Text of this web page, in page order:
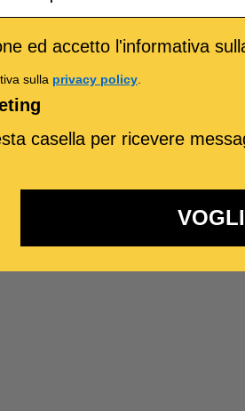
ed accetto l'informativa
sulla privacy policy.
casella per ricevere